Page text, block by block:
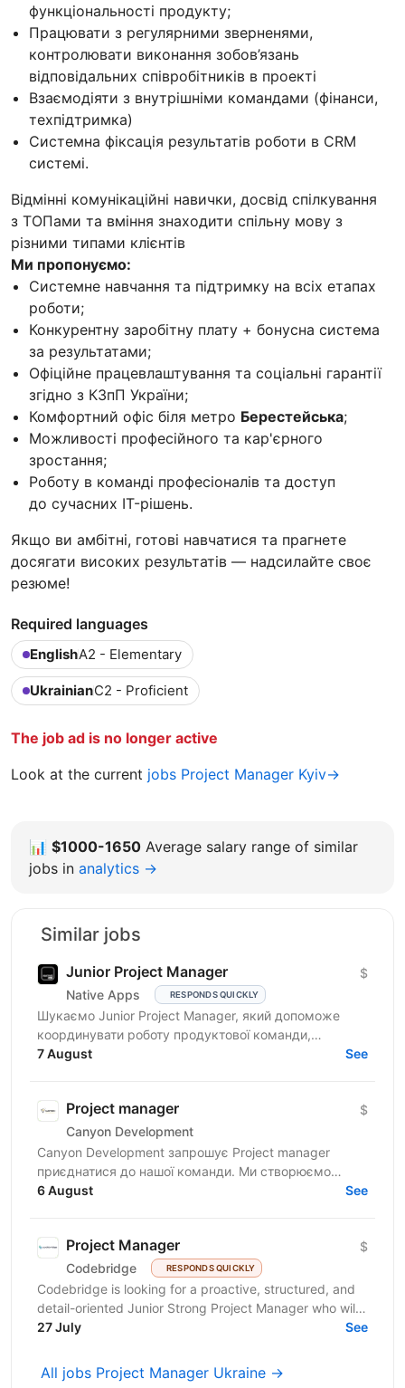
функціональності продукту;
Працювати з регулярними зверненями,
контролювати виконання зобов’язань
відповідальних співробітників в проекті
Взаємодіяти з внутрішніми командами (фінанси,
техпідтримка)
Системна фіксація результатів роботи в CRM
системі.
Відмінні комунікаційні навички, досвід спілкування
з ТОПами та вміння знаходити спільну мову з
різними типами клієнтів
Ми пропонуємо:
Системне навчання та підтримку на всіх етапах
роботи;
Конкурентну заробітну плату + бонусна система
за результатами;
Офіційне працевлаштування та соціальні гарантії
згідно з КЗпП України;
Комфортний офіс біля метро Берестейська;
Можливості професійного та кар'єрного
зростання;
Роботу в команді професіоналів та доступ
до сучасних IT-рішень.
Якщо ви амбітні, готові навчатися та прагнете
досягати високих результатів — надсилайте своє
резюме!
Required languages
EnglishA2 - Elementary
UkrainianC2 - Proficient
The job ad is no longer active
Look at the current jobs Project Manager Kyiv→
📊 $1000-1650 Average salary range of similar
jobs in analytics →
Similar jobs
Junior Project Manager
Native Apps RESPONDS QUICKLY
$
Шукаємо Junior Project Manager, який допоможе
координувати роботу продуктової команди,
операційного відділу та команди контенту, щоб
7 August See
Project manager
Canyon Development
$
Canyon Development запрошує Project manager
приєднатися до нашої команди. Ми створюємо
інноваційні пристрої для замовників у Канаді, США,
6 August See
Project Manager
Codebridge RESPONDS QUICKLY
$
Codebridge is looking for a proactive, structured, and
detail-oriented Junior Strong Project Manager who will
drive the planning and delivery of software...
27 July See
All jobs Project Manager Ukraine →